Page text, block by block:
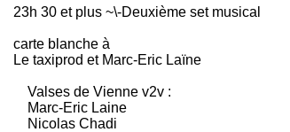
23h 30 et plus ~\-Deuxième set musical
carte blanche à
Le taxiprod et Marc-Eric Laïne
Valses de Vienne v2v :
Marc-Eric Laine
Nicolas Chadi